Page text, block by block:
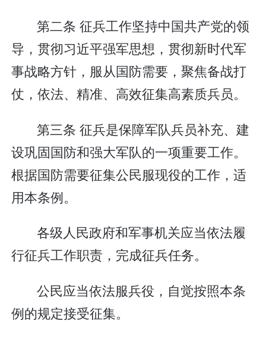
第二条 征兵工作坚持中国共产党的领
导，贯彻习近平强军思想，贯彻新时代军
事战略方针，服从国防需要，聚焦备战打
仗，依法、精准、高效征集高素质兵员。
第三条 征兵是保障军队兵员补充、建
设巩固国防和强大军队的一项重要工作。
根据国防需要征集公民服现役的工作，适
用本条例。
各级人民政府和军事机关应当依法履
行征兵工作职责，完成征兵任务。
公民应当依法服兵役，自觉按照本条
例的规定接受征集。